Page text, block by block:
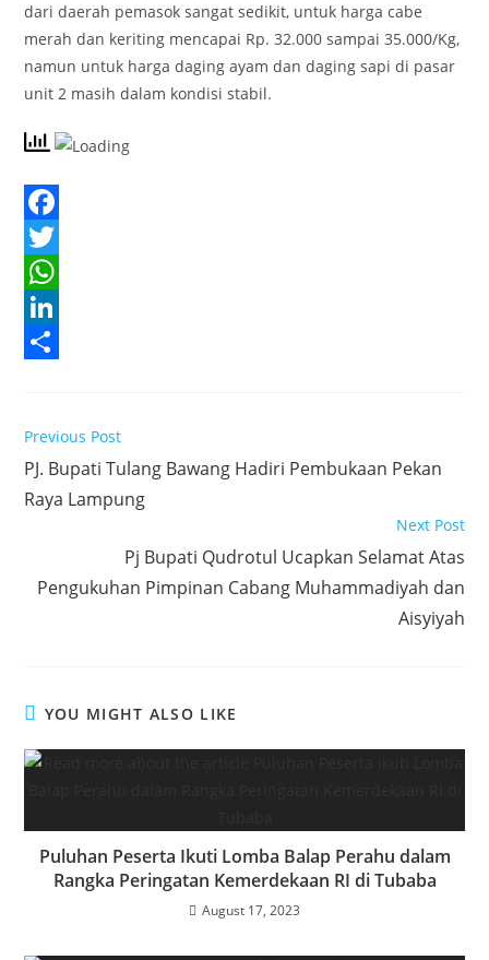
dari daerah pemasok sangat sedikit, untuk harga cabe
merah dan keriting mencapai Rp. 32.000 sampai 35.000/Kg,
namun untuk harga daging ayam dan daging sapi di pasar
unit 2 masih dalam kondisi stabil.
F
a
c
e
o
k
T
w
e
r
W
h
s
A
L
k
e
a
r
Read
articles
Previous Post
PJ. Bupati Tulang Bawang Hadiri Pembukaan Pekan
Raya Lampung
Next Post
Pj Bupati Qudrotul Ucapkan Selamat Atas
Pengukuhan Pimpinan Cabang Muhammadiyah dan
Aisyiyah
YOU MIGHT ALSO LIKE
Puluhan Peserta Ikuti Lomba Balap Perahu dalam
Rangka Peringatan Kemerdekaan RI di Tubaba
August 17, 2023